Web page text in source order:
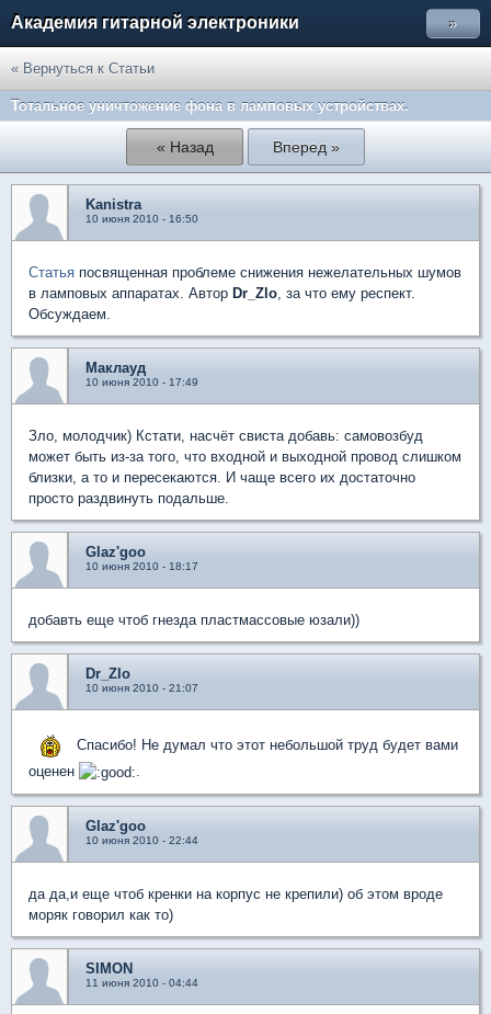
Академия гитарной электроники »
« Вернуться к Статьи
Тотальное уничтожение фона в ламповых устройствах.
« Назад Вперед »
Kanistra
10 июня 2010 - 16:50
Статья
в ламповых аппаратах. Автор Dr_Zlo, за что ему респект.
Обсуждаем.
Маклауд
10 июня 2010 - 17:49
Зло, молодчик) Кстати, насчёт свиста добавь: самовозбуд
может быть из-за того, что входной и выходной провод слишком
близки, а то и пересекаются. И чаще всего их достаточно
просто раздвинуть подальше.
Glaz'goo
10 июня 2010 - 18:17
добавть еще чтоб гнезда пластмассовые юзали))
Dr_Zlo
10 июня 2010 - 21:07
Спасибо! Не думал что этот небольшой труд будет вами
оценен
.
Glaz'goo
10 июня 2010 - 22:44
да да,и еще чтоб кренки на корпус не крепили) об этом вроде
моряк говорил как то)
SIMON
11 июня 2010 - 04:44